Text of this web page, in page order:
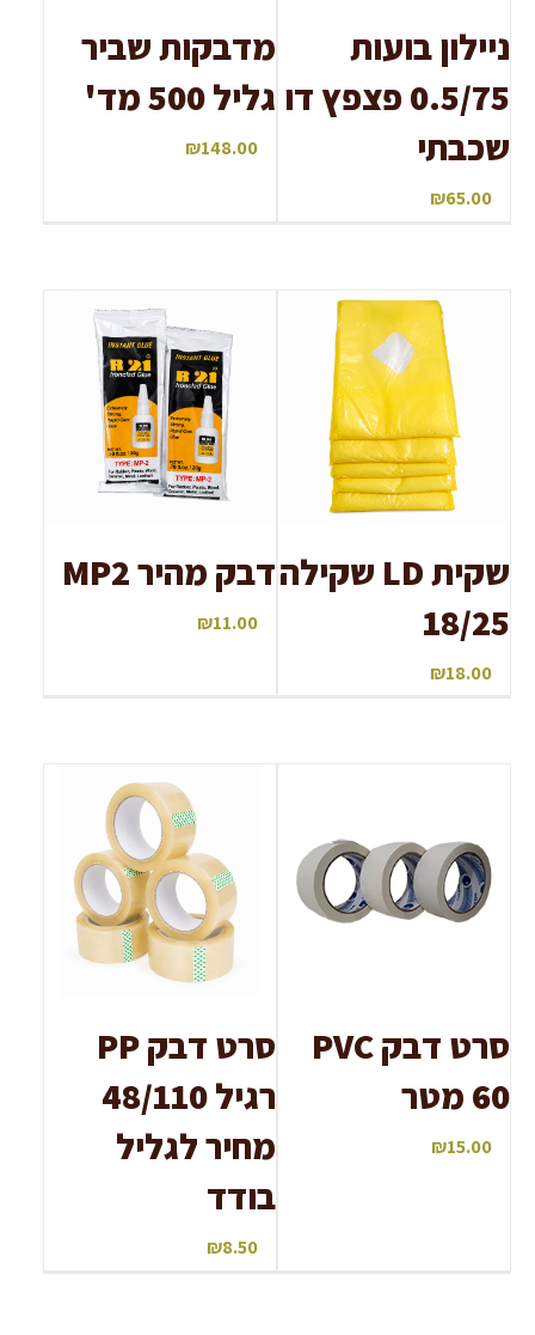
ניילון בועות
0.5/75 פצפץ דו
שכבתי
₪65.00
מדבקות שביר
גליל 500 מד'
₪148.00
שקית LD שקילה
18/25
₪18.00
דבק מהיר MP2
₪11.00
סרט דבק PVC
60 מטר
₪15.00
סרט דבק PP
רגיל 48/110
מחיר לגליל
בודד
₪8.50